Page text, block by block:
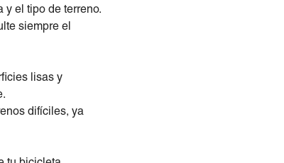
y el tipo de terreno.
siempre el
lisas y
difíciles, ya